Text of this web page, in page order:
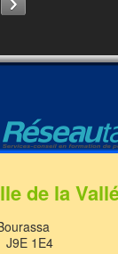
de la
J9E 1E4